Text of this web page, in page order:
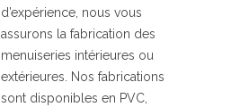
d’expérience, nous vous
assurons la fabrication des
menuiseries intérieures ou
extérieures. Nos fabrications
sont disponibles en PVC,